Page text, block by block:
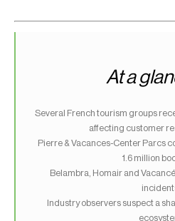
At a
Several French tourism groups
affecting customer
Pierre & Vacances-Center Parcs
1.6 million
Belambra, Homair and
Industry observers suspect a